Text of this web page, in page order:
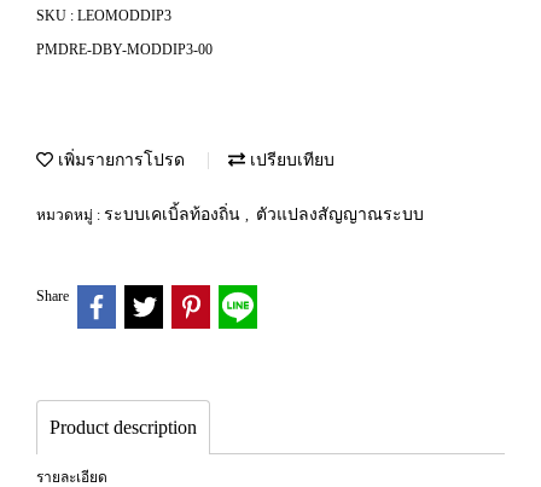
SKU : LEOMODDIP3
PMDRE-DBY-MODDIP3-00
เพิ่มรายการโปรด เปรียบเทียบ
หมวดหมู่ : ระบบเคเบิ้ลท้องถิ่น , ตัวแปลงสัญญาณระบบ
Share
Product description
รายละเอียด